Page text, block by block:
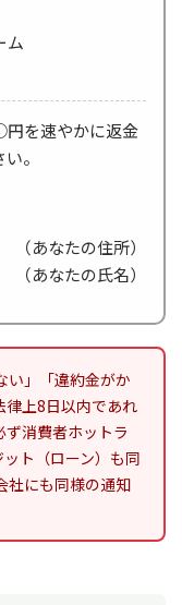
ム
を速やかに返金
。
（あなたの住所）
（あなたの氏名）
い」「違約金がか
律上8日以内であれ
消費者ホットラ
ト（ローン）も同
社にも同様の通知